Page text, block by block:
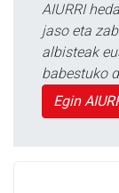
AIURRI
jaso eta
albisteak
babestuko
Egin